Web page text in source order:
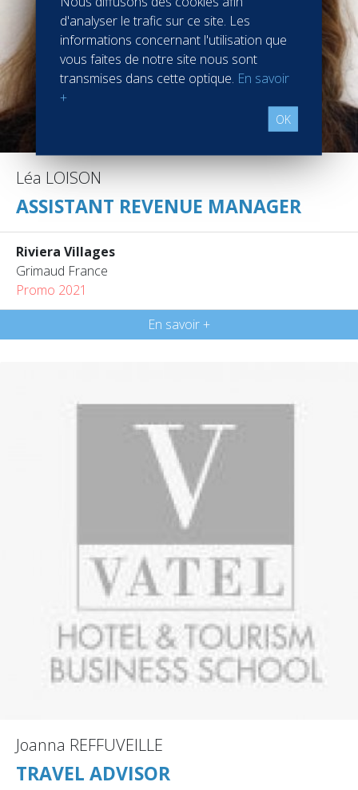
Léa LOISON
ASSISTANT REVENUE MANAGER
Riviera Villages
Grimaud France
Promo 2021
En savoir +
Joanna REFFUVEILLE
TRAVEL ADVISOR
d'analyser le trafic sur ce site. Les
informations concernant l'utilisation que
vous faites de notre site nous sont
transmises dans cette optique. En savoir
+
OK